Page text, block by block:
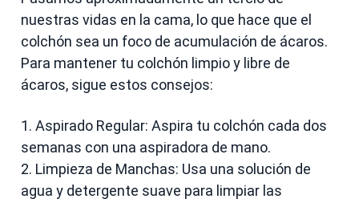
nuestras vidas en la cama, lo que hace que el
colchón sea un foco de acumulación de ácaros.
Para mantener tu colchón limpio y libre de
ácaros, sigue estos consejos:
1. Aspirado Regular: Aspira tu colchón cada dos
semanas con una aspiradora de mano.
2. Limpieza de Manchas: Usa una solución de
agua y detergente suave para limpiar las